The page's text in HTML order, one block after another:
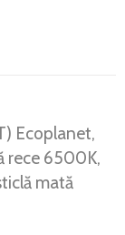
Ecoplanet,
rece 6500K,
mată